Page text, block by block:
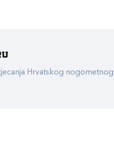
Hrvatskog nogometnog